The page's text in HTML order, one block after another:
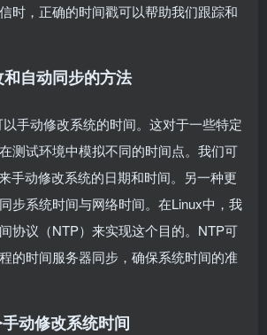
时，正确的时间戳可以帮助我们跟踪和
自动同步的方法
手动修改系统的时间。这对于一些特定
测试环境中模拟不同的时间点。我们可
手动修改系统的日期和时间。另一种更
步系统时间与网络时间。在Linux中，我
协议（NTP）来实现这个目的。NTP可
的时间服务器同步，确保系统时间的准
动修改系统时间